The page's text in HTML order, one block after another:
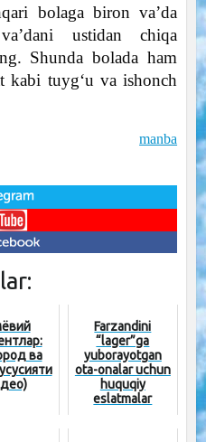
bolaga biron va’da
ustidan chiqa
Shunda bolada ham
kabi tuyg‘u va ishonch
manba
ва
Farzandini
“lager”ga
yuborayotgan
ota-onalar uchun
huquqiy
eslatmalar